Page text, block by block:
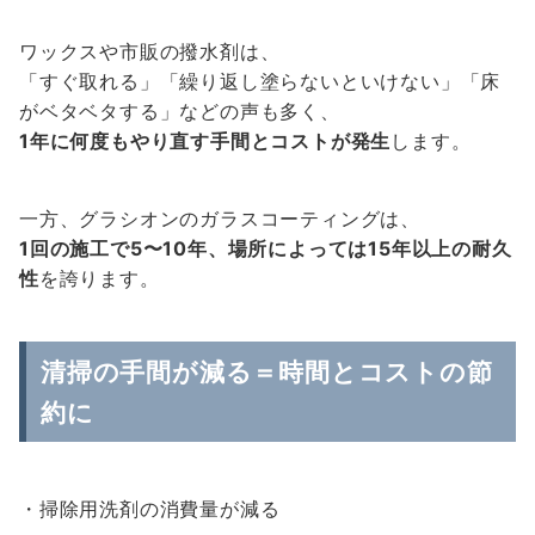
ワックスや市販の撥水剤は、
「すぐ取れる」「繰り返し塗らないといけない」「床
がベタベタする」などの声も多く、
1年に何度もやり直す手間とコストが発生 します。
一方、グラシオンのガラスコーティングは、
1回の施工で5〜10年、場所によっては15年以上の耐久
性を誇ります。
清掃の手間が減る＝時間とコストの節
約に
・掃除用洗剤の消費量が減る